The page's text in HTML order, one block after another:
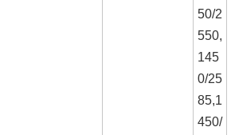
50/2
550,
145
0/25
85,1
450/